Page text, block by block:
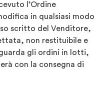
l’Ordine
in qualsiasi modo
scritto del Venditore,
non restituibile e
gli ordini in lotti,
con la consegna di